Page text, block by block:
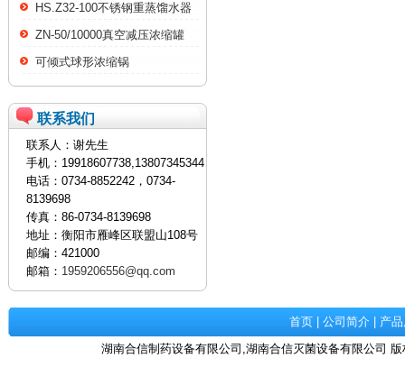
HS.Z32-100不锈钢重蒸馏水器
ZN-50/10000真空减压浓缩罐
可倾式球形浓缩锅
联系我们
联系人：谢先生
手机：19918607738,13807345344
电话：0734-8852242，0734-
8139698
传真：86-0734-8139698
地址：衡阳市雁峰区联盟山108号
邮编：421000
邮箱： 1959206556@qq.com
首页| 公司简介| 产
湖南合信制药设备有限公司,湖南合信灭菌设备有限公司